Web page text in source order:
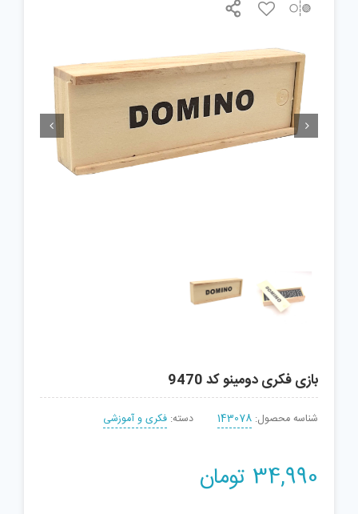
 
بازی فکری دومینو کد 9470
شناسه محصول: 143078 دسته: فکری و آموزشی
34,990 تومان